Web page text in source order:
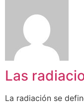
Las
La radiación se